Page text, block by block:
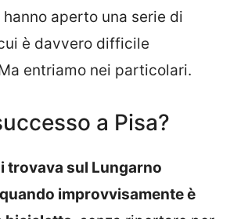
aperto una serie di
è davvero difficile
entriamo nei particolari.
a Pisa?
trovava sul Lungarno
quando improvvisamente è